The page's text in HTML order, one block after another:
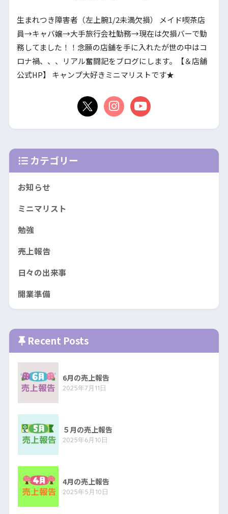
生まれつき障害者（左上腕1/2未満欠損） メイド喫茶店
員→キャバ嬢→大手旅行会社勤務→現在は欠損バーで勤
務してました！！念願の店舗を手に入れたが世の中はコ
ロナ禍、、、リアル奮闘記をブログにします。【＆店舗
公式HP】 キャンプ大好きミニマリストです★
カテゴリー
お知らせ
ミニマリスト
勉強
売上報告
日々の出来事
開業準備
Recent Posts
6月の売上報告
2025年7月11日
５月の売上報告
2025年6月10日
4月の売上報告
2025年5月10日